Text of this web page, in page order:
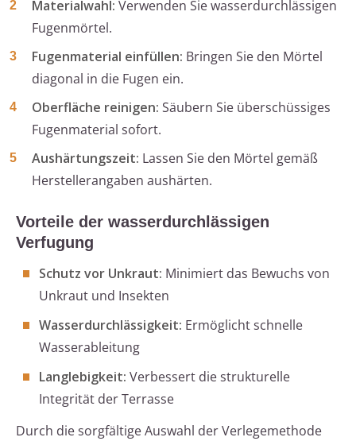
Materialwahl: Verwenden Sie wasserdurchlässigen
Fugenmörtel.
Fugenmaterial einfüllen: Bringen Sie den Mörtel
diagonal in die Fugen ein.
Oberfläche reinigen: Säubern Sie überschüssiges
Fugenmaterial sofort.
Aushärtungszeit: Lassen Sie den Mörtel gemäß
Herstellerangaben aushärten.
Vorteile der wasserdurchlässigen
Verfugung
Schutz vor Unkraut: Minimiert das Bewuchs von
Unkraut und Insekten
Wasserdurchlässigkeit: Ermöglicht schnelle
Wasserableitung
Langlebigkeit: Verbessert die strukturelle
Integrität der Terrasse
Durch die sorgfältige Auswahl der Verlegemethode